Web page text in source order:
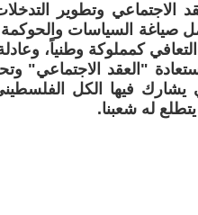
الاجتماعي وتطوير
صياغة السياسات
التعافي كمملوكة وطنياً،
"العقد الاجتماعي"
يشارك فيها الكل
له شعبنا.